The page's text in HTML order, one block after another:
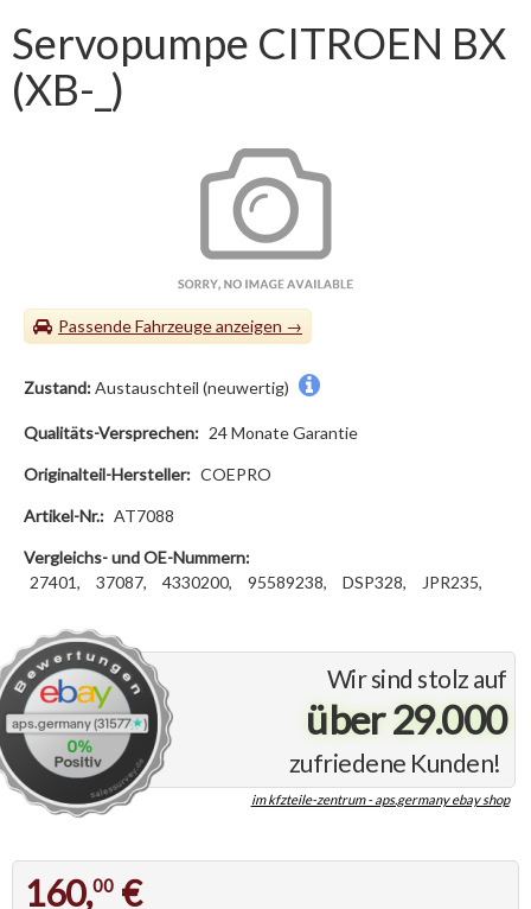
Servopumpe CITROEN BX
(XB-_)
Passende Fahrzeuge
Wir sind stolz auf
über 29.000
zufriedene Kunden!
im kfzteile-zentrum - aps.germany ebay shop
Zustand:Austauschteil (neuwertig)
Qualitäts-Versprechen: 24 Monate Garantie
Originalteil-Hersteller: COEPRO
Artikel-Nr.: AT7088
Vergleichs- und OE-Nummern:
27401,
37087, 4330200, 95589238, DSP328, JPR235,
160,00 €